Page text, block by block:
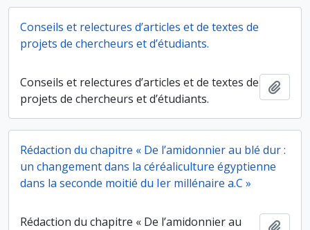
Conseils et relectures d’articles et de textes de
projets de chercheurs et d’étudiants.
Conseils et relectures d’articles et de textes de
projets de chercheurs et d’étudiants.
Rédaction du chapitre « De l’amidonnier au blé dur :
un changement dans la céréaliculture égyptienne
dans la seconde moitié du Ier millénaire a.C »
Rédaction du chapitre « De l’amidonnier au